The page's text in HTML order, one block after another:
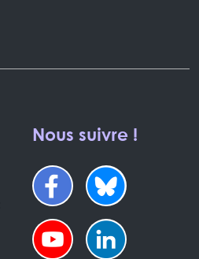
Nous suivre !